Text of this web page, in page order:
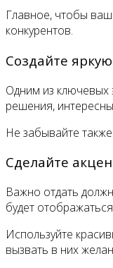
Главное, чтобы
конкурентов.
Создайте
Одним из ключевых
решения,
Не забывайте
Сделайте
Важно отдать
будет
Используйте
вызвать в них